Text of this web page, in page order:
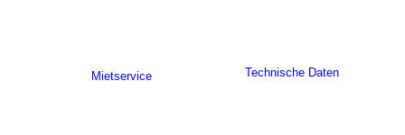
Mietservice Technische Daten